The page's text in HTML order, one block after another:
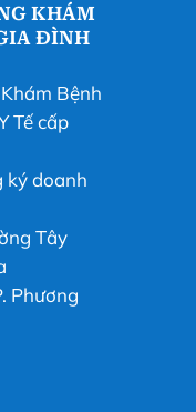
KHÁM
ĐÌNH
Bệnh
Tế cấp
ký doanh
Tây
Phương